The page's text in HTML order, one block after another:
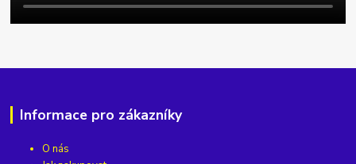
Informace pro zákazníky
O nás